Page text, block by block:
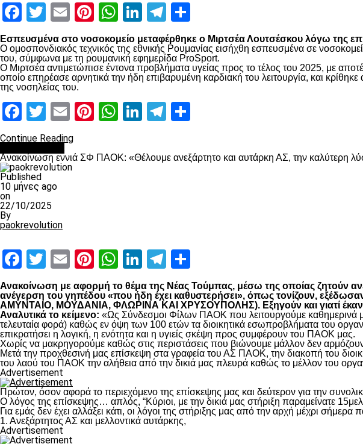
Facebook
Twitter
EmailPinterest
WhatsApp
LinkedIn
Telegram
Εσπευσμένα στο νοσοκομείο μεταφέρθηκε ο Μιρτσέα Λουτσέσκου λόγω της
Ο ομοσπονδιακός τεχνικός της εθνικής Ρουμανίας εισήχθη εσπευσμένα σε
του, σύμφωνα με τη ρουμανική εφημερίδα ProSport.
Ο Μιρτσέα αντιμετώπισε έντονα προβλήματα υγείας προς το τέλος του 2025, με
οποίο επηρέασε αρνητικά την ήδη επιβαρυμένη καρδιακή του λειτουργία, και
της νοσηλείας του.
Facebook
Twitter
EmailPinterest
WhatsApp
LinkedIn
Telegram
Continue Reading
Ανακοίνωση εννιά ΣΦ ΠΑΟΚ: «Θέλουμε ανεξάρτητο και αυτάρκη ΑΣ, την καλύτερη
Published
10 μήνες ago
on
22/10/2025
By
paokrevolution
Facebook
Twitter
EmailPinterest
WhatsApp
LinkedIn
Telegram
Ανακοίνωση με αφορμή το θέμα της Νέας Τούμπας, μέσω της οποίας ζητούν
ανέγερση του γηπέδου «που ήδη έχει καθυστερήσει», όπως τονίζουν,
ΑΜΥΝΤΑΙΟ, ΜΟΥΔΑΝΙΑ, ΦΛΩΡΙΝΑ ΚΑΙ ΧΡΥΣΟΥΠΟΛΗΣ). Εξηγούν και γιατί
Αναλυτικά το κείμενο: «Ως Σύνδεσμοι Φίλων ΠΑΟΚ που λειτουργούμε καθημερινά
τελευταία φορά) καθώς εν όψη των 100 ετών τα διοικητικά εσωπροβλήματα του
επικρατήσει η λογική, η ενότητα και η υγιείς σκέψη προς συμφέρουν του ΠΑΟΚ μας.
Χωρίς να μακρηγορούμε καθώς στις περιστάσεις που βιώνουμε μάλλον δεν
Μετά την προχθεσινή μας επίσκεψη στα γραφεία του ΑΣ ΠΑΟΚ, την διακοπή του
του λαού του ΠΑΟΚ την αλήθεια από την δικιά μας πλευρά καθώς το μέλλον του
Advertisement
Πρώτον, όσον αφορά το περιεχόμενο της επίσκεψης μας και δεύτερον για την
Ο λόγος της επίσκεψης… απλός, “Κύριοι, με την δικιά μας στήριξη παραμείνατε
Για εμάς δεν έχει αλλάξει κάτι, οι λόγοι της στήριξης μας από την αρχή μέχρι σήμερα
1. Ανεξάρτητος ΑΣ και μελλοντικά αυτάρκης,
Advertisement